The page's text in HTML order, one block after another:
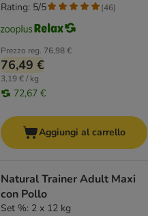
Prezzo reg. 76,98 €
76,49 €
3,19 € / kg
72,67 €
Rating: 5/5 (46)
Aggiungi al carrello
Natural Trainer Adult Maxi
con Pollo
Set %: 2 x 12 kg